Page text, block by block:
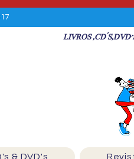
LIVROS
& DVD's